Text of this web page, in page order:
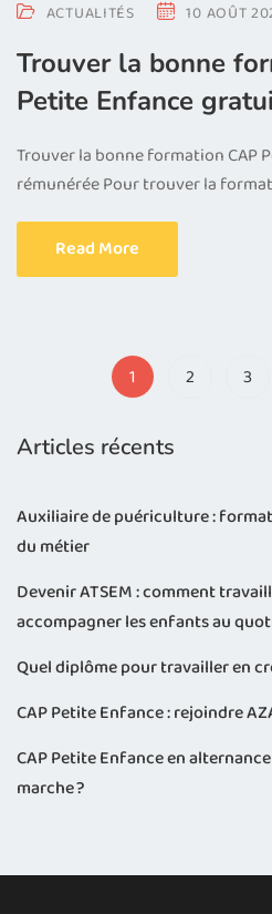
ACTUALITÉS 10 AOÛT
Trouver la bonne
Petite Enfance
Trouver la bonne formation CAP
rémunérée Pour trouver la
Read More
1 2 3
Articles récents
Auxiliaire de puériculture :
du métier
Devenir ATSEM : comment
accompagner les enfants au
Quel diplôme pour travailler en
CAP Petite Enfance : rejoindre
CAP Petite Enfance en
marche ?